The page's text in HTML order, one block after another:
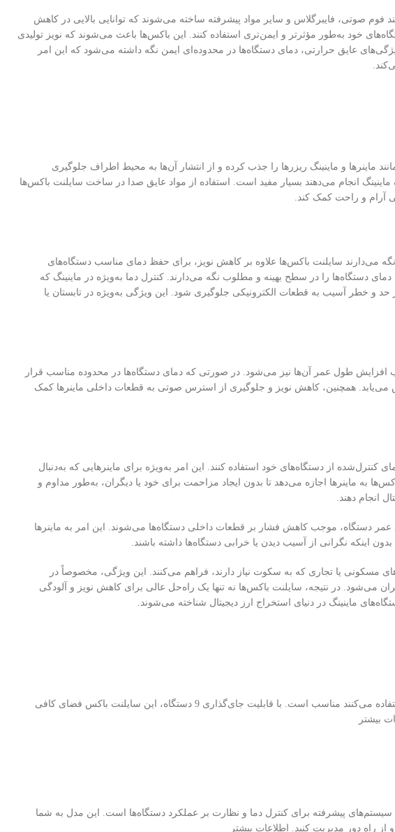
صوتی، فایبرگلاس و سایر مواد پیشرفته ساخته می‌شوند که توانایی بالایی در کاهش
خود به‌طور مؤثرتر و ایمن‌تری استفاده کنند. این باکس‌ها باعث می‌شوند که نویز تولیدی
عایق حرارتی، دمای دستگاه‌ها در محدوده‌ای ایمن نگه داشته می‌شود که این امر
ماینرها و ماینینگ ریزرها را جذب کرده و از انتشار آن‌ها به محیط اطراف جلوگیری
انجام می‌دهند بسیار مفید است. استفاده از مواد عایق صدا در ساخت سایلنت باکس‌ها
و راحت کمک کند.
می‌دارند سایلنت باکس‌ها علاوه بر کاهش نویز، برای حفظ دمای مناسب دستگاه‌های
دستگاه‌ها را در سطح بهینه و مطلوب نگه می‌دارند. کنترل دما به‌ویژه در ماینینگ که
و خطر آسیب به قطعات الکترونیکی جلوگیری شود. این ویژگی به‌ویژه در تابستان یا
افزایش طول عمر آن‌ها نیز می‌شود. در صورتی که دمای دستگاه‌ها در محدوده مناسب قرار
می‌یابد. همچنین، کاهش نویز و جلوگیری از استرس صوتی به قطعات داخلی ماینرها کمک
از دستگاه‌های خود استفاده کنند. این امر به‌ویژه برای ماینرهایی که به‌دنبال
به ماینرها اجازه می‌دهد تا بدون ایجاد مزاحمت برای خود یا دیگران، به‌طور مداوم و
انجام دهند.
عمر دستگاه، موجب کاهش فشار بر قطعات داخلی دستگاه‌ها می‌شوند. این امر به ماینرها
اینکه نگرانی از آسیب دیدن یا خرابی دستگاه‌ها داشته باشند.
مسکونی یا تجاری که به سکوت نیاز دارند، فراهم می‌کنند. این ویژگی، مخصوصاً در
در نتیجه، سایلنت باکس‌ها نه تنها یک راه‌حل عالی برای کاهش نویز و آلودگی
ماینینگ در دنیای استخراج ارز دیجیتال شناخته می‌شوند.
این مدل به‌ویژه برای کسانی که از چندین دستگاه ماینینگ به طور همزمان استفاده می‌کنند مناسب است. با قابلیت جای‌گذاری 9 دستگاه، این سایلنت باکس فضای کافی
بیشتر
پیشرفته برای کنترل دما و نظارت بر عملکرد دستگاه‌ها است. این مدل به شما
راه دور مدیریت کنید. اطلاعات بیشتر